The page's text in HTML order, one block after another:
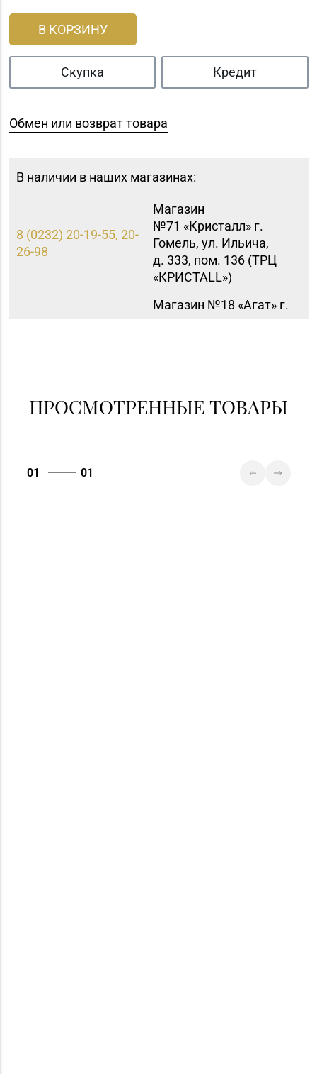
В КОРЗИНУ
Скупка Кредит
Обмен или возврат товара
В наличии в наших магазинах:
8 (0232) 20-19-55, 20-
26-98
Магазин
№71 «Кристалл» г.
Гомель, ул. Ильича,
д. 333, пом. 136 (ТРЦ
«КРИСТАLL»)
Магазин №18 «Агат» г.
ПРОСМОТРЕННЫЕ ТОВАРЫ
01 01